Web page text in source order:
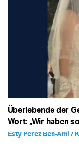
Überlebende der
Wort: „Wir haben
Esty Perez Ben-Ami /